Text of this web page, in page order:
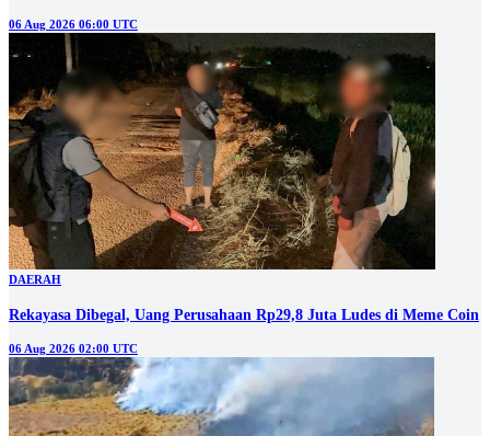
06 Aug 2026 06:00 UTC
DAERAH
Rekayasa Dibegal, Uang Perusahaan Rp29,8 Juta Ludes di Meme Coin
06 Aug 2026 02:00 UTC